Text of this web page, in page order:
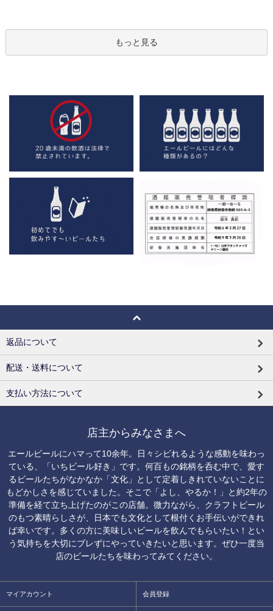
もっと見る
返品について
配送・送料について
支払い方法について
店主からみなさまへ
エールビールにハマって10余年。日々シビれるような感動を味わっ
ている、「いちビール好き」です。何百もの銘柄を呑む中で、愛す
るビールたちがなかなか「文化」として定着しきれていないことに
もどかしさを感じていました。そこで「よし、やるか！」と約2年の
準備を経て立ち上げたのがこの店舗。微力ながら、クラフトビール
のもつ素晴らしさが、日本でも文化として根付くお手伝いができれ
ば幸いです。多くの方に美味しいビールを飲んでもらいたい！とい
う気持ちを大切にブレずにやっていきたいと思います。ぜひ一度当
店のビールたちを味わってみてください。
マイアカウント 会員登録